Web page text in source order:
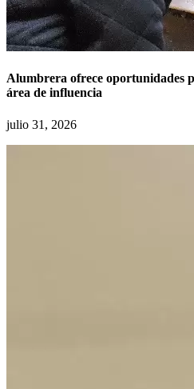
Alumbrera ofrece oportunidades
área de influencia
julio 31, 2026